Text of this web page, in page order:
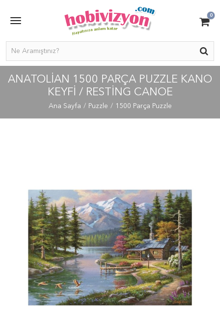
0
ANATOLIAN 1500 PARÇA PUZZLE KANO
KEYFI / RESTING CANOE
Ana Sayfa Puzzle 1500 Parça Puzzle